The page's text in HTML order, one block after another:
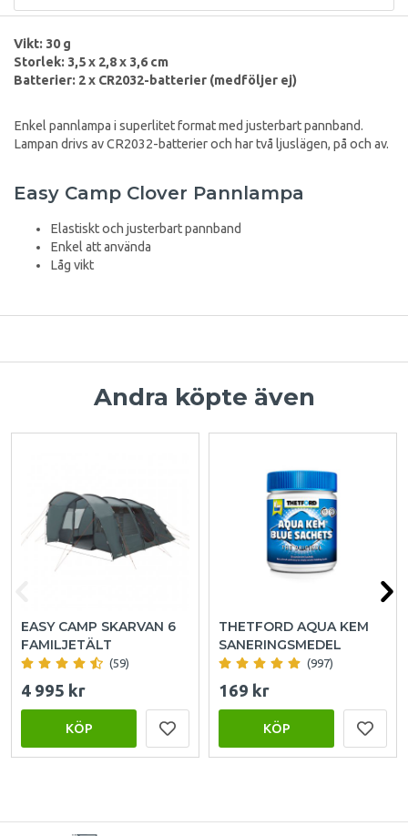
Vikt: 30 g
Storlek: 3,5 x 2,8 x 3,6 cm
Batterier: 2 x CR2032-batterier (medföljer ej)
Enkel pannlampa i superlitet format med justerbart pannband.
Lampan drivs av CR2032-batterier och har två ljuslägen, på och av.
Easy Camp Clover Pannlampa
Elastiskt och justerbart pannband
Enkel att använda
Låg vikt
Andra köpte även
EASY CAMP SKARVAN 6
FAMILJETÄLT
(59)
4 995 kr
KÖP
THETFORD AQUA KEM
SANERINGSMEDEL
(997)
169 kr
KÖP